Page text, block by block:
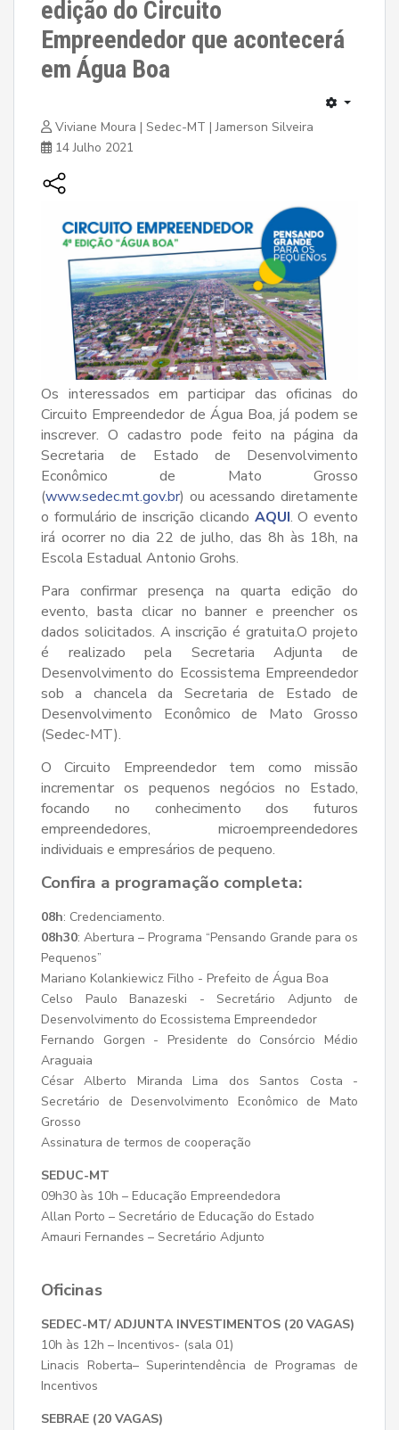
edição do Circuito
Empreendedor que acontecerá
em Água Boa
Viviane Moura | Sedec-MT | Jamerson Silveira
14 Julho 2021
Os interessados em participar das oficinas do
Circuito Empreendedor de Água Boa, já podem se
inscrever. O cadastro pode feito na página da
Secretaria de Estado de Desenvolvimento
Econômico de Mato Grosso
(www.sedec.mt.gov.br) ou acessando diretamente
o formulário de inscrição clicando AQUI. O evento
irá ocorrer no dia 22 de julho, das 8h às 18h, na
Escola Estadual Antonio Grohs.
Para confirmar presença na quarta edição do
evento, basta clicar no banner e preencher os
dados solicitados. A inscrição é gratuita.O projeto
é realizado pela Secretaria Adjunta de
Desenvolvimento do Ecossistema Empreendedor
sob a chancela da Secretaria de Estado de
Desenvolvimento Econômico de Mato Grosso
(Sedec-MT).
O Circuito Empreendedor tem como missão
incrementar os pequenos negócios no Estado,
focando no conhecimento dos futuros
empreendedores, microempreendedores
individuais e empresários de pequeno.
Confira a programação completa:
08h: Credenciamento.
08h30: Abertura – Programa “Pensando Grande para os
Pequenos”
Mariano Kolankiewicz Filho - Prefeito de Água Boa
Celso Paulo Banazeski - Secretário Adjunto de
Desenvolvimento do Ecossistema Empreendedor
Fernando Gorgen - Presidente do Consórcio Médio
Araguaia
César Alberto Miranda Lima dos Santos Costa -
Secretário de Desenvolvimento Econômico de Mato
Grosso
Assinatura de termos de cooperação
SEDUC-MT
09h30 às 10h – Educação Empreendedora
Allan Porto – Secretário de Educação do Estado
Amauri Fernandes – Secretário Adjunto
Oficinas
SEDEC-MT/ ADJUNTA INVESTIMENTOS (20 VAGAS)
10h às 12h – Incentivos- (sala 01)
Linacis Roberta– Superintendência de Programas de
Incentivos
SEBRAE (20 VAGAS)